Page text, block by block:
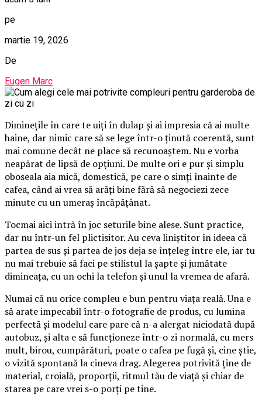
pe
martie 19, 2026
De
Eugen Marc
Diminețile în care te uiți în dulap și ai impresia că ai multe
haine, dar nimic care să se lege într-o ținută coerentă, sunt
mai comune decât ne place să recunoaștem. Nu e vorba
neapărat de lipsă de opțiuni. De multe ori e pur și simplu
oboseala aia mică, domestică, pe care o simți înainte de
cafea, când ai vrea să arăți bine fără să negociezi zece
minute cu un umeraș încăpățânat.
Tocmai aici intră în joc seturile bine alese. Sunt practice,
dar nu într-un fel plictisitor. Au ceva liniștitor în ideea că
partea de sus și partea de jos deja se înțeleg între ele, iar tu
nu mai trebuie să faci pe stilistul la șapte și jumătate
dimineața, cu un ochi la telefon și unul la vremea de afară.
Numai că nu orice compleu e bun pentru viața reală. Una e
să arate impecabil într-o fotografie de produs, cu lumina
perfectă și modelul care pare că n-a alergat niciodată după
autobuz, și alta e să funcționeze într-o zi normală, cu mers
mult, birou, cumpărături, poate o cafea pe fugă și, cine știe,
o vizită spontană la cineva drag. Alegerea potrivită ține de
material, croială, proporții, ritmul tău de viață și chiar de
starea pe care vrei s-o porți pe tine.